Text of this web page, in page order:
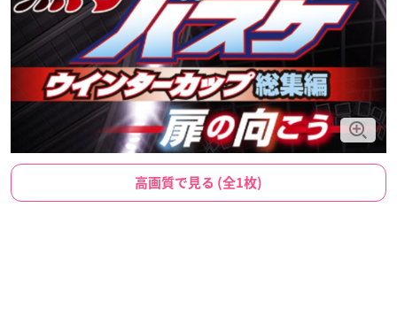
高画質で見る (全1枚)